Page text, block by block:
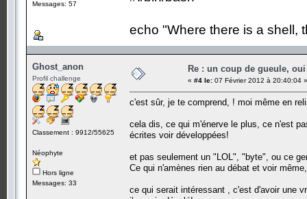
Messages: 57
echo "Where there is a shell,
Ghost_anon
Profil challenge
Classement : 9912/55625
Néophyte
Hors ligne
Messages: 33
Re : un coup de gueule, oui
« #4 le: 07 Février 2012 à 20:40:04 »
c'est sûr, je te comprend, ! moi même en
cela dis, ce qui m'énerve le plus, ce n'est
écrites voir développées!
et pas seulement un "LOL", "byte", ou ce
Ce qui n'amènes rien au débat et voir
ce qui serait intéressant , c'est d'avoir une